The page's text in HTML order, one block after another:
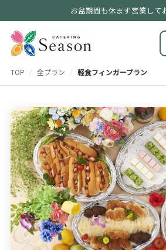
お盆期間も休まず営業して
TOP / 全プラン / 軽食フィンガープラン